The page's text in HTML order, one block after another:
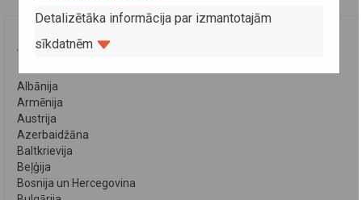
VALSTIS
Albānija
Armēnija
Austrija
Azerbaidžāna
Baltkrievija
Beļģija
Bosnija un Hercegovina
Detalizētāka informācija par izmantotajām
sīkdatnēm